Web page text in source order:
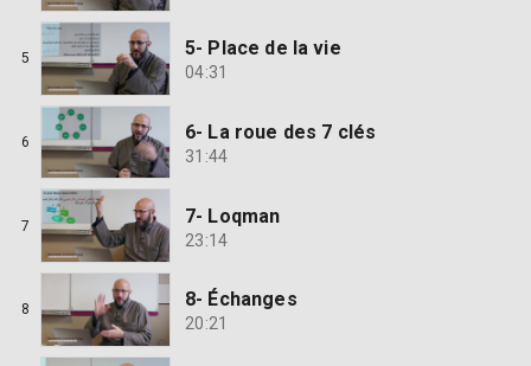
5 5- Place de la vie
04:31
6 6- La roue des 7 clés
31:44
7 7- Loqman
23:14
8 8- Échanges
20:21